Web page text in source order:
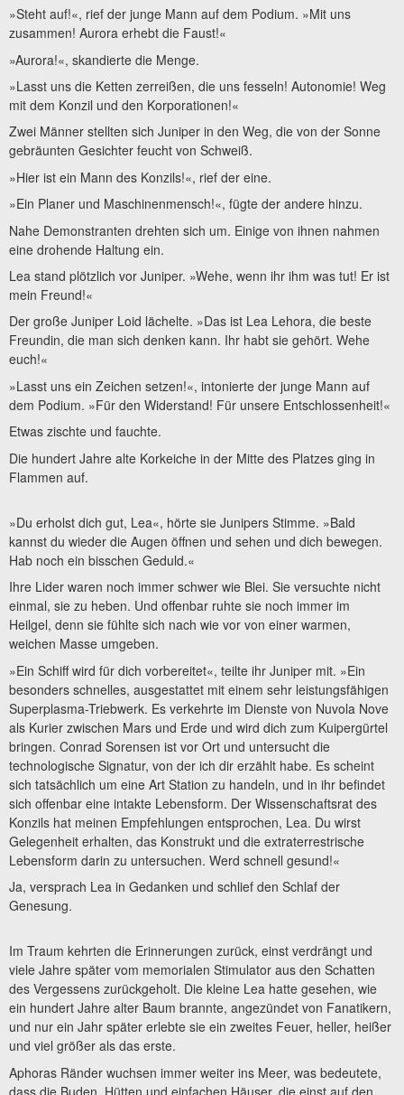
»Steht auf!«, rief der junge Mann auf dem Podium. »Mit uns
zusammen! Aurora erhebt die Faust!«
»Aurora!«, skandierte die Menge.
»Lasst uns die Ketten zerreißen, die uns fesseln! Autonomie! Weg
mit dem Konzil und den Korporationen!«
Zwei Männer stellten sich Juniper in den Weg, die von der Sonne
gebräunten Gesichter feucht von Schweiß.
»Hier ist ein Mann des Konzils!«, rief der eine.
»Ein Planer und Maschinenmensch!«, fügte der andere hinzu.
Nahe Demonstranten drehten sich um. Einige von ihnen nahmen
eine drohende Haltung ein.
Lea stand plötzlich vor Juniper. »Wehe, wenn ihr ihm was tut! Er ist
mein Freund!«
Der große Juniper Loid lächelte. »Das ist Lea Lehora, die beste
Freundin, die man sich denken kann. Ihr habt sie gehört. Wehe
euch!«
»Lasst uns ein Zeichen setzen!«, intonierte der junge Mann auf
dem Podium. »Für den Widerstand! Für unsere Entschlossenheit!«
Etwas zischte und fauchte.
Die hundert Jahre alte Korkeiche in der Mitte des Platzes ging in
Flammen auf.
»Du erholst dich gut, Lea«, hörte sie Junipers Stimme. »Bald
kannst du wieder die Augen öffnen und sehen und dich bewegen.
Hab noch ein bisschen Geduld.«
Ihre Lider waren noch immer schwer wie Blei. Sie versuchte nicht
einmal, sie zu heben. Und offenbar ruhte sie noch immer im
Heilgel, denn sie fühlte sich nach wie vor von einer warmen,
weichen Masse umgeben.
»Ein Schiff wird für dich vorbereitet«, teilte ihr Juniper mit. »Ein
besonders schnelles, ausgestattet mit einem sehr leistungsfähigen
Superplasma-Triebwerk. Es verkehrte im Dienste von Nuvola Nove
als Kurier zwischen Mars und Erde und wird dich zum Kuipergürtel
bringen. Conrad Sorensen ist vor Ort und untersucht die
technologische Signatur, von der ich dir erzählt habe. Es scheint
sich tatsächlich um eine Art Station zu handeln, und in ihr befindet
sich offenbar eine intakte Lebensform. Der Wissenschaftsrat des
Konzils hat meinen Empfehlungen entsprochen, Lea. Du wirst
Gelegenheit erhalten, das Konstrukt und die extraterrestrische
Lebensform darin zu untersuchen. Werd schnell gesund!«
Ja, versprach Lea in Gedanken und schlief den Schlaf der
Genesung.
Im Traum kehrten die Erinnerungen zurück, einst verdrängt und
viele Jahre später vom memorialen Stimulator aus den Schatten
des Vergessens zurückgeholt. Die kleine Lea hatte gesehen, wie
ein hundert Jahre alter Baum brannte, angezündet von Fanatikern,
und nur ein Jahr später erlebte sie ein zweites Feuer, heller, heißer
und viel größer als das erste.
Aphoras Ränder wuchsen immer weiter ins Meer, was bedeutete,
dass die Buden, Hütten und einfachen Häuser, die einst auf den